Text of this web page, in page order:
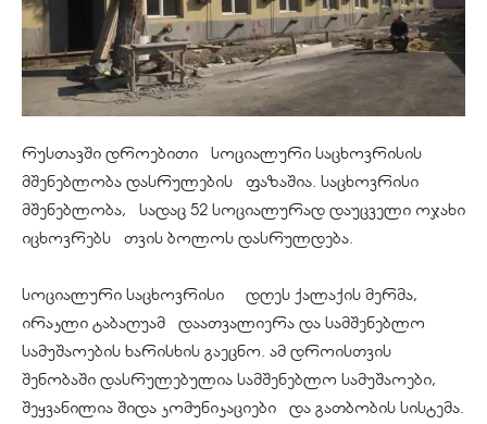
რუსთავში დროებითი სოციალური საცხოვრისის
მშენებლობა დასრულების ფაზაშია. საცხოვრისი
მშენებლობა, სადაც 52 სოციალურად დაუცველი ოჯახი
იცხოვრებს თვის ბოლოს დასრულდება.
სოციალური საცხოვრისი დღეს ქალაქის მერმა,
ირაკლი ტაბაღუამ დაათვალიერა და სამშენებლო
სამუშაოების ხარისხის გაეცნო. ამ დროისთვის
შენობაში დასრულებულია სამშენებლო სამუშაოები,
შეყვანილია შიდა კომუნიკაციები და გათბობის სისტემა.